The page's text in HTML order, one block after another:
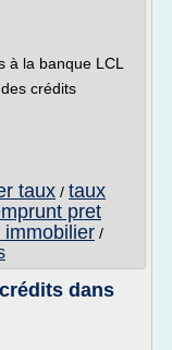
à la banque LCL
crédits
taux / taux
pret
/
dans